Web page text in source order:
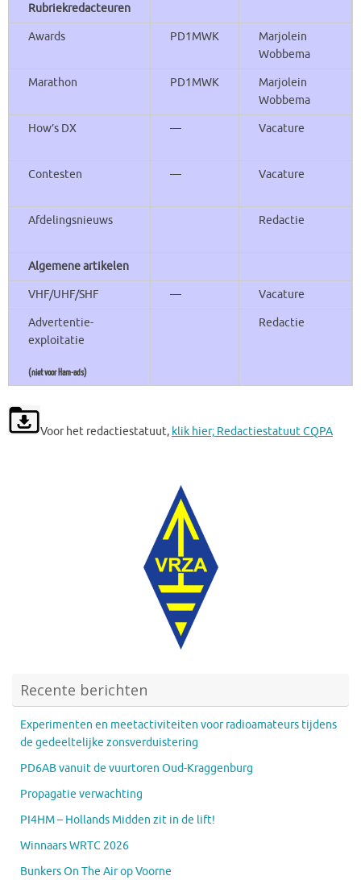
Rubriekredacteuren
Awards PD1MWK
Marjolein
Wobbema
Marathon PD1MWK
Marjolein
Wobbema
How’s DX — Vacature
Contesten — Vacature
Afdelingsnieuws Redactie
Algemene artikelen
VHF/UHF/SHF — Vacature
Advertentie-
exploitatie
(niet voor Ham-ads)
Redactie
Voor het redactiestatuut, klik hier; Redactiestatuut CQPA
Recente berichten
Experimenten en meetactiviteiten voor radioamateurs tijdens
de gedeeltelijke zonsverduistering
PD6AB vanuit de vuurtoren Oud-Kraggenburg
Propagatie verwachting
PI4HM – Hollands Midden zit in de lift!
Winnaars WRTC 2026
Bunkers On The Air op Voorne